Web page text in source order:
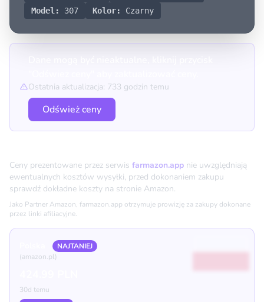
Model:
307 Kolor: Czarny
Ostatnia aktualizacja: 733 godzin temu
Odśwież ceny
Ceny prezentowane przez serwis farmazon.app nie uwzględniają
ewentualnych kosztów wysyłki, przed dokonaniem zakupu
sprawdź dokładne koszty na stronie Amazon.
Jako Partner Amazon, farmazon.app otrzymuje prowizję za zakupy dokonane
przez linki afiliacyjne.
NAJTANIEJ
(amazon.pl)
30d temu